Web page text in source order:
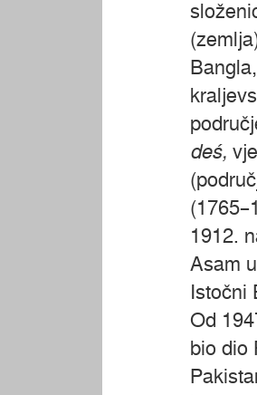
deś,
1912.
Asam
Istočni
Od
bio dio